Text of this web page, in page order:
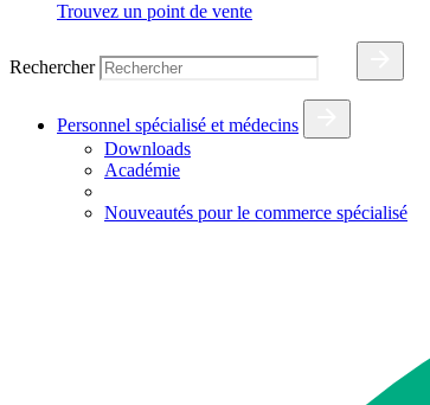
Trouvez un point de vente
Rechercher
Personnel spécialisé et médecins
Downloads
Académie
Nouveautés pour le commerce spécialisé